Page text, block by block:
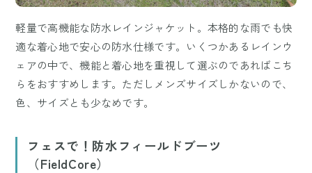
軽量で高機能な防水レインジャケット。本格的な雨でも快
適な着心地で安心の防水仕様です。いくつかあるレインウ
ェアの中で、機能と着心地を重視して選ぶのであればこち
らをおすすめします。ただしメンズサイズしかないので、
色、サイズとも少なめです。
フェスで！防水フィールドブーツ
（FieldCore）